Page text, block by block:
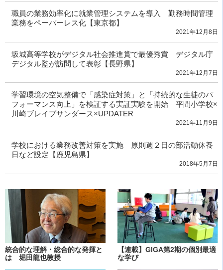
職員の業務効率化に就業管理システムを導入 勤務時間管理
業務をペーパーレス化【東京都】
2021年12月8日
坂城高等学校がデジタル社会推進賞で最優秀賞 デジタル庁
デジタル監が訪問して表彰【長野県】
2021年12月7日
学習環境の空気整備で「感染症対策」と「持続的な生徒のパ
フォーマンス向上」を検証する実証実験を開始 平間小学校×
川崎ブレイブサンダース×UPDATER
2021年11月9日
学校における業務改善対策を実施 原則週２日の部活動休養
日など設定【鹿児島県】
2018年5月7日
統合的な理解・総合的な発揮と
は 堀田龍也教授
【連載】GIGA第2期の個別最適
な学び